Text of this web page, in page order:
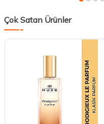
Çok Satan Ürünler